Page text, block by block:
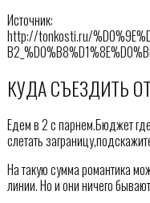
Источник:
http://tonkosti.ru/
КУДА СЪЕЗДИТЬ
Едем в 2 с парнем.Бюджет
слетать
На такую сумма романтика
линии. Но и они ничего